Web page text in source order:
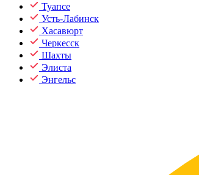
Туапсе
Усть-Лабинск
Хасавюрт
Черкесск
Шахты
Элиста
Энгельс